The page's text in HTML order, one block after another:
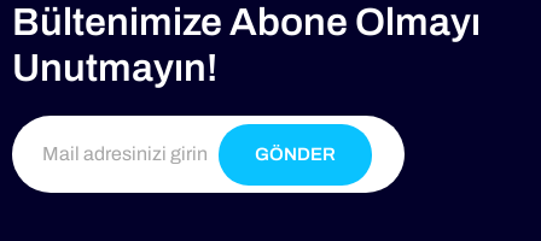
Bültenimize Abone Olmayı
Unutmayın!
GÖNDER